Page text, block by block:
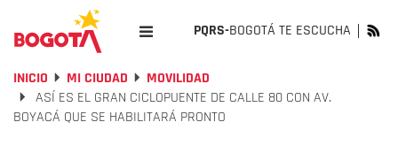
PQRS-BOGOTÁ TE ESCUCHA
INICIO MI CIUDAD
MOVILIDAD
ASÍ ES EL GRAN CICLOPUENTE DE CALLE 80 CON AV.
BOYACÁ QUE SE HABILITARÁ PRONTO